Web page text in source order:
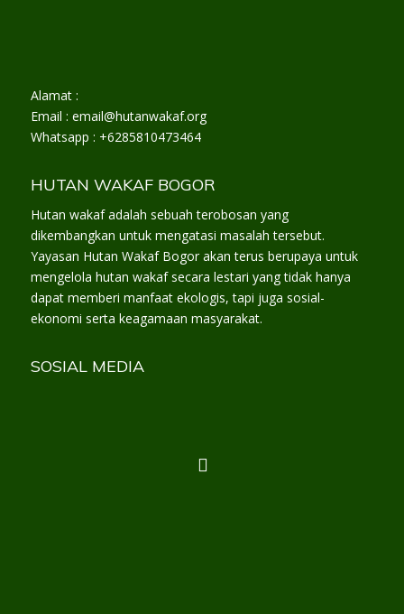
Alamat :
Email : email@hutanwakaf.org
Whatsapp : +6285810473464
HUTAN WAKAF BOGOR
Hutan wakaf adalah sebuah terobosan yang
dikembangkan untuk mengatasi masalah tersebut.
Yayasan Hutan Wakaf Bogor akan terus berupaya untuk
mengelola hutan wakaf secara lestari yang tidak hanya
dapat memberi manfaat ekologis, tapi juga sosial-
ekonomi serta keagamaan masyarakat.
SOSIAL MEDIA